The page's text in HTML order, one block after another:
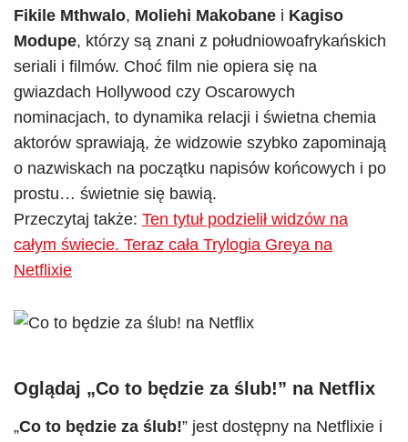
Fikile Mthwalo, Moliehi Makobane i Kagiso
Modupe, którzy są znani z południowoafrykańskich
seriali i filmów. Choć film nie opiera się na
gwiazdach Hollywood czy Oscarowych
nominacjach, to dynamika relacji i świetna chemia
aktorów sprawiają, że widzowie szybko zapominają
o nazwiskach na początku napisów końcowych i po
prostu… świetnie się bawią.
Przeczytaj także: Ten tytuł podzielił widzów na
całym świecie. Teraz cała Trylogia Greya na
Netflixie
Oglądaj „Co to będzie za ślub!” na Netflix
„Co to będzie za ślub!” jest dostępny na Netflixie i